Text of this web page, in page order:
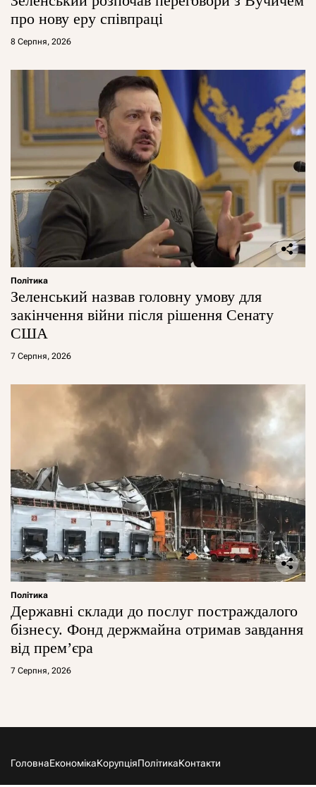
про нову еру співпраці
8 Серпня, 2026
Політика
Зеленський назвав головну умову для
закінчення війни після рішення Сенату
США
7 Серпня, 2026
Політика
Державні склади до послуг постраждалого
бізнесу. Фонд держмайна отримав завдання
від прем’єра
7 Серпня, 2026
ГоловнаЕкономікаКорупціяПолітикаКонтакти